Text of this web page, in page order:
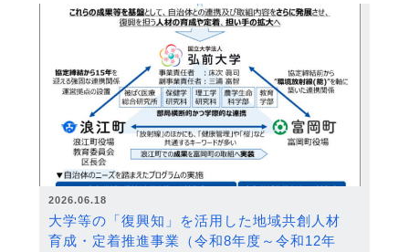
2026.06.18
大学等の「復興知」を活用した地域共創人材
育成・定着推進事業（令和8年度～令和12年